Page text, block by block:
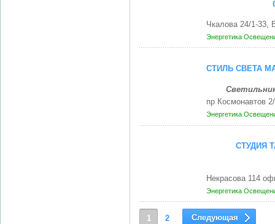
Чкалова 24/1-
Энергетика
СТИЛЬ СВЕТА
пр Космонавтов
Энергетика
СТУДИЯ
Некрасова 114
Энергетика
1 2 Следующая